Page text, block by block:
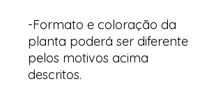
-Formato e coloração da
planta poderá ser diferente
pelos motivos acima
descritos.